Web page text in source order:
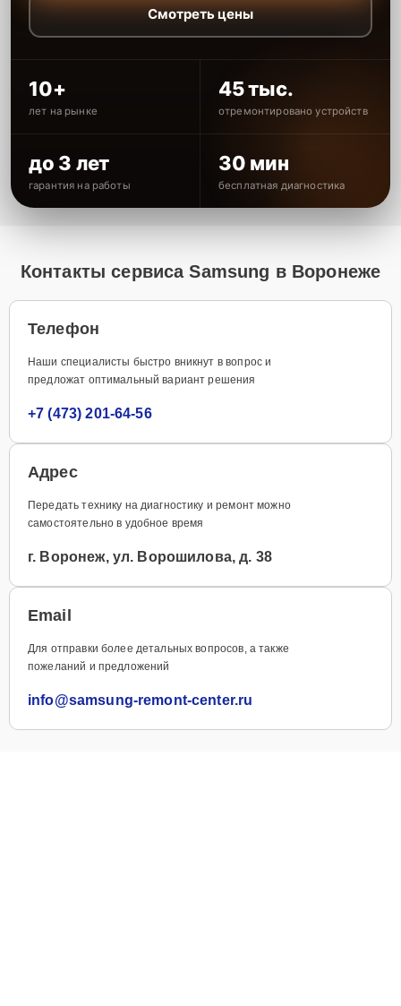
Смотреть цены
10+
лет на рынке
45 тыс.
отремонтировано устройств
до 3 лет
гарантия на работы
30 мин
бесплатная диагностика
Контакты сервиса Samsung в Воронеже
Телефон
Наши специалисты быстро вникнут в вопрос и
предложат оптимальный вариант решения
+7 (473) 201-64-56
Адрес
Передать технику на диагностику и ремонт можно
самостоятельно в удобное время
г. Воронеж, ул. Ворошилова, д. 38
Email
Для отправки более детальных вопросов, а также
пожеланий и предложений
info@samsung-remont-center.ru